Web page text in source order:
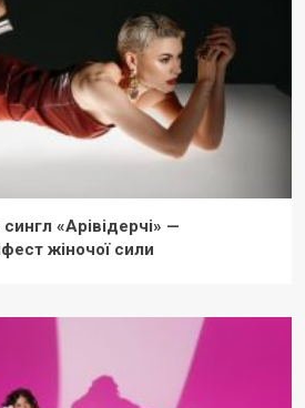
«Арівідерчі» —
жіночої сили